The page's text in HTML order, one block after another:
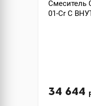
Смеситель
01-Cr С
34 644